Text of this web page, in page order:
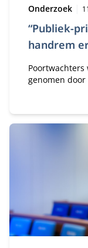
“Publiek-
handrem
Type:
Onderzoek
genomen
van Nyenrode
boek Samen
notarissen,
onroerend